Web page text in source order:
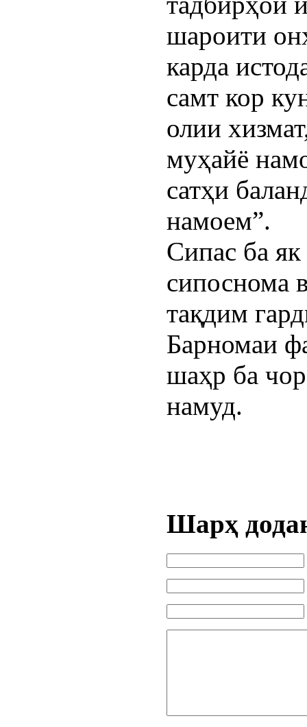
шароити
карда
самт кор
олии
муҳайё
сатҳи
намоем”.
Сипас ба
сипоснома
тақдим
Барномаи
шаҳр ба
намуд.
Шарҳ